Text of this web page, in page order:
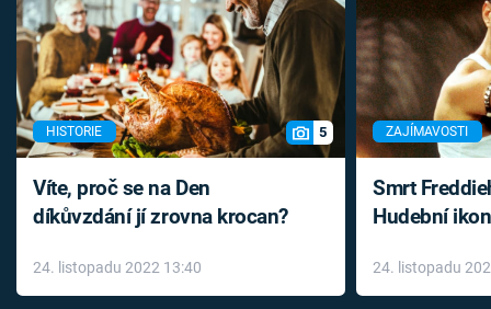
HISTORIE 5
Víte, proč se na Den
díkůvzdání jí zrovna krocan?
24. listopadu 2022 13:40
ZAJÍMAVOSTI
Smrt
Hudební
léky
24. listopadu